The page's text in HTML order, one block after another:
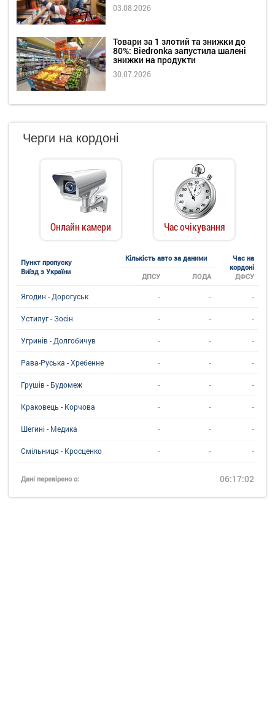
03.08.2026
Товари за 1 злотий та знижки до
80%: Biedronka запустила шалені
знижки на продукти
30.07.2026
Черги на кордоні
Онлайн камери Час очікування
Пункт пропуску
Виїзд з України
Кількість авто за даними
Час на
кордоні
ДФСУ
ДПСУ ЛОДА
Ягодин - Дорогуськ - - -
Устилуг - Зосін - - -
Угринiв - Долгобичув - - -
Рава-Руська - Хребенне - - -
Грушів - Будомеж - - -
Краковець - Корчова - - -
Шегині - Медика - - -
Смільниця - Кросценко - - -
Дані перевірено о: 06:17:02